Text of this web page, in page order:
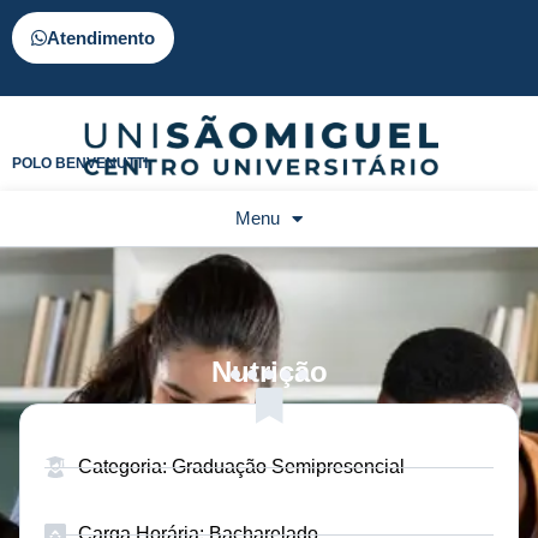
Atendimento
POLO BENVENUTTI
Menu
Nutrição
Categoria: Graduação Semipresencial